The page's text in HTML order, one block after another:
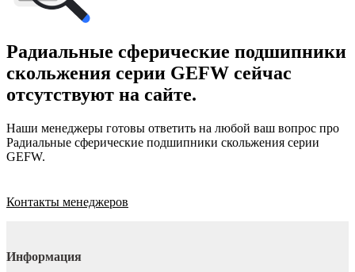
Радиальные сферические подшипники
скольжения серии GEFW сейчас
отсутствуют на сайте.
Наши менеджеры готовы ответить на любой ваш вопрос про
Радиальные сферические подшипники скольжения серии
GEFW.
Контакты менеджеров
Информация